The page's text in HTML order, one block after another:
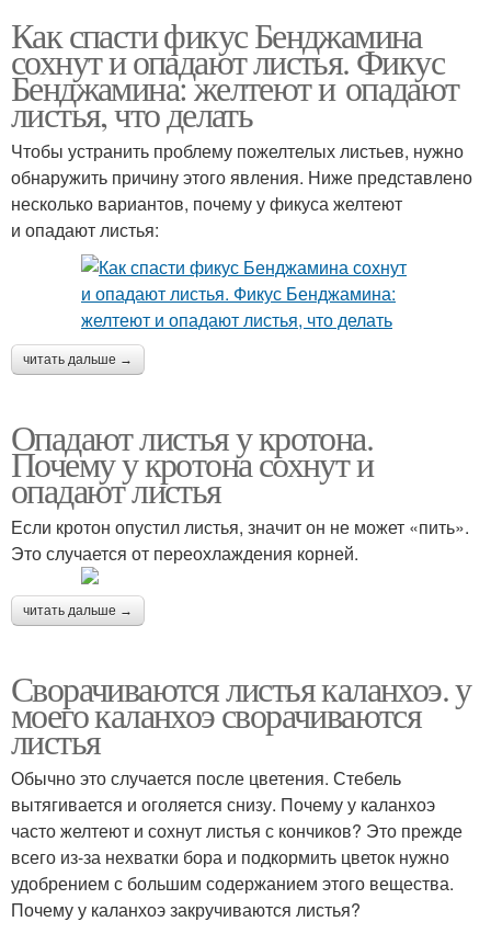
Как спасти фикус Бенджамина
сохнут и опадают листья. Фикус
Бенджамина: желтеют и опадают
листья, что делать
Чтобы устранить проблему пожелтелых листьев, нужно
обнаружить причину этого явления. Ниже представлено
несколько вариантов, почему у фикуса желтеют
и опадают листья:
читать дальше →
Опадают листья у кротона.
Почему у кротона сохнут и
опадают листья
Если кротон опустил листья, значит он не может «пить».
Это случается от переохлаждения корней.
читать дальше →
Сворачиваются листья каланхоэ. у
моего каланхоэ сворачиваются
листья
Обычно это случается после цветения. Стебель
вытягивается и оголяется снизу. Почему у каланхоэ
часто желтеют и сохнут листья с кончиков? Это прежде
всего из-за нехватки бора и подкормить цветок нужно
удобрением с большим содержанием этого вещества.
Почему у каланхоэ закручиваются листья?